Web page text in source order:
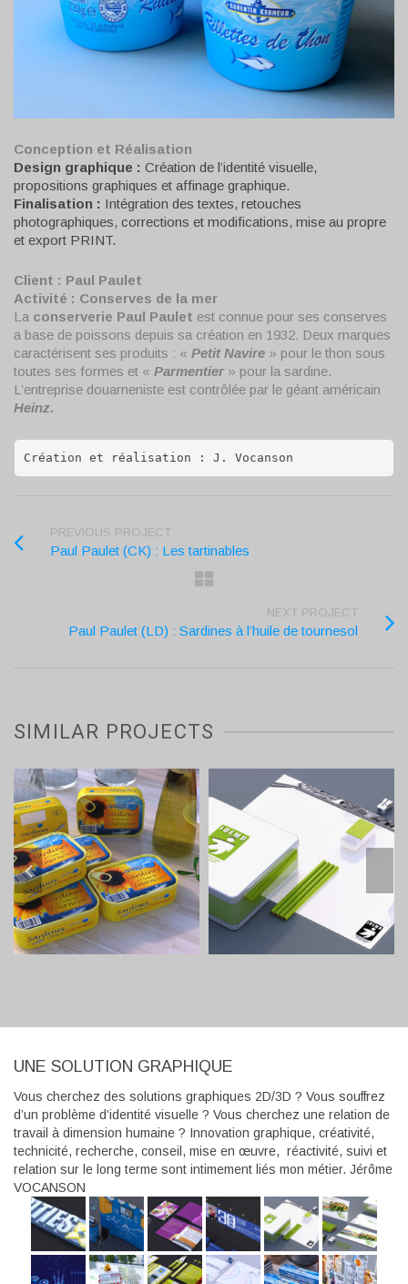
Conception et Réalisation
Design graphique : Création de l’identité visuelle,
propositions graphiques et affinage graphique.
Finalisation : Intégration des textes, retouches
photographiques, corrections et modifications, mise au propre
et export PRINT.
Client : Paul Paulet
Activité : Conserves de la mer
La conserverie Paul Paulet est connue pour ses conserves
a base de poissons depuis sa création en 1932. Deux marques
caractérisent ses produits : « Petit Navire » pour le thon sous
toutes ses formes et « Parmentier» pour la sardine.
L’entreprise douarneniste est contrôlée par le géant américain
Heinz.
Création et réalisation : J. Vocanson
PREVIOUS PROJECT
Paul Paulet (CK) : Les tartinables
NEXT PROJECT
Paul Paulet (LD) : Sardines à l’huile de tournesol
SIMILAR PROJECTS
UNE SOLUTION GRAPHIQUE
Vous cherchez des solutions graphiques 2D/3D ? Vous souffrez
d’un problème d’identité visuelle ? Vous cherchez une relation de
travail à dimension humaine ? Innovation graphique, créativité,
technicité, recherche, conseil, mise en œuvre, réactivité, suivi et
relation sur le long terme sont intimement liés mon métier. Jérôme
VOCANSON